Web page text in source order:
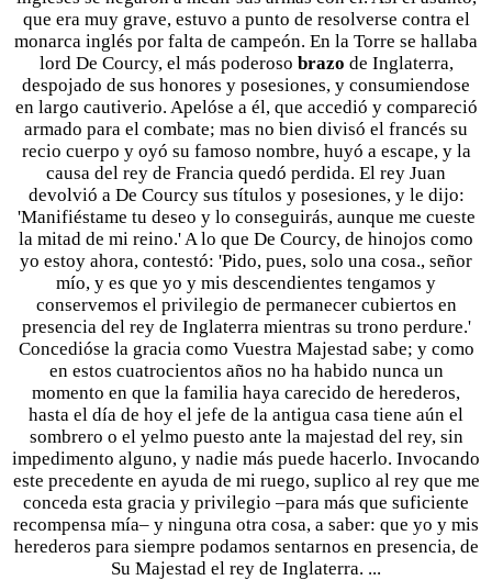
que era muy grave, estuvo a punto de resolverse contra el
monarca inglés por falta de campeón. En la Torre se hallaba
lord De Courcy, el más poderoso brazo de Inglaterra,
despojado de sus honores y posesiones, y consumiendose
en largo cautiverio. Apelóse a él, que accedió y compareció
armado para el combate; mas no bien divisó el francés su
recio cuerpo y oyó su famoso nombre, huyó a escape, y la
causa del rey de Francia quedó perdida. El rey Juan
devolvió a De Courcy sus títulos y posesiones, y le dijo:
'Manifiéstame tu deseo y lo conseguirás, aunque me cueste
la mitad de mi reino.' A lo que De Courcy, de hinojos como
yo estoy ahora, contestó: 'Pido, pues, solo una cosa., señor
mío, y es que yo y mis descendientes tengamos y
conservemos el privilegio de permanecer cubiertos en
presencia del rey de Inglaterra mientras su trono perdure.'
Concedióse la gracia como Vuestra Majestad sabe; y como
en estos cuatrocientos años no ha habido nunca un
momento en que la familia haya carecido de herederos,
hasta el día de hoy el jefe de la antigua casa tiene aún el
sombrero o el yelmo puesto ante la majestad del rey, sin
impedimento alguno, y nadie más puede hacerlo. Invocando
este precedente en ayuda de mi ruego, suplico al rey que me
conceda esta gracia y privilegio –para más que suficiente
recompensa mía– y ninguna otra cosa, a saber: que yo y mis
herederos para siempre podamos sentarnos en presencia, de
Su Majestad el rey de Inglaterra. ...